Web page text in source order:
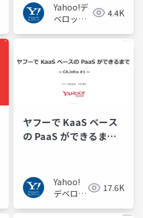
Yahoo!デ
ベロッパ
4.4K
ヤフーで KaaS ベース
の PaaS ができるまで
Yahoo!
デベロッ
17.6K